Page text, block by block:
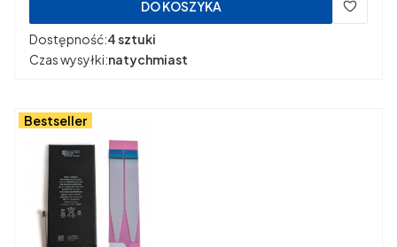
DO KOSZYKA
Dostępność:4 sztuki
Czas wysyłki:natychmiast
Bestseller